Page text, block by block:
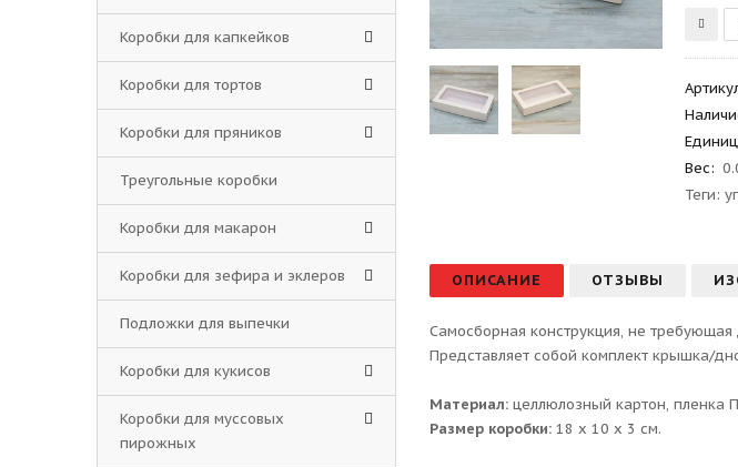
Вес:
Теги:
ОПИСАНИЕ ОТЗЫВЫ
Самосборная конструкция, не
Представляет собой комплект крышка/
Материал: целлюлозный картон, пленка
Размер коробки: 18 х 10 х 3 см.
Коробки для капкейков
Коробки для тортов
Коробки для пряников
Треугольные коробки
Коробки для макарон
Коробки для зефира и эклеров
Подложки для выпечки
Коробки для кукисов
Коробки для муссовых
пирожных